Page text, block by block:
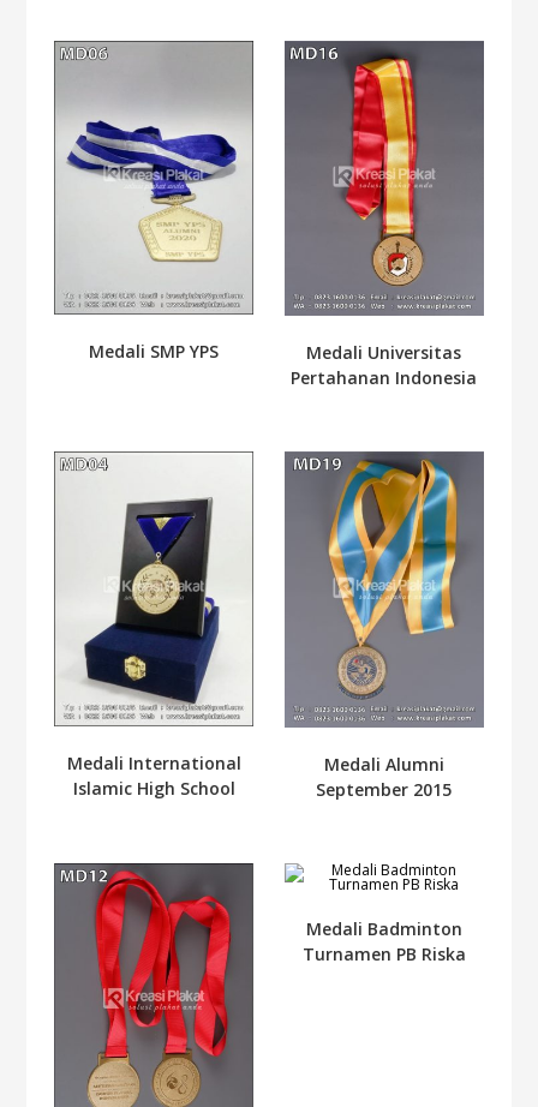
Medali SMP YPS
Medali Universitas
Pertahanan Indonesia
Medali International
Islamic High School
Medali Alumni
September 2015
Medali Badminton
Turnamen PB Riska